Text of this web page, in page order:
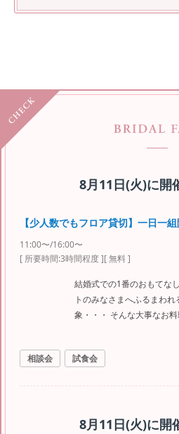
8月11日(火)に開
【少人数でもフロア貸切】一日一
11:00〜/16:00〜
[ 所要時間:3時間程度][ 無料 ]
結婚式での1番のおもてな
トのみなさまへふるまわ
象・・・ そんな大事なお
ける渾身の美味しいお料
相談会 試食会
8月11日(火)に開